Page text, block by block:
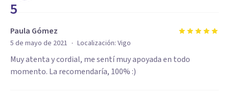
5
Paula Gómez
5 de mayo de 2021 · Localización: Vigo
Muy atenta y cordial, me sentí muy apoyada en todo
momento. La recomendaría, 100% :)